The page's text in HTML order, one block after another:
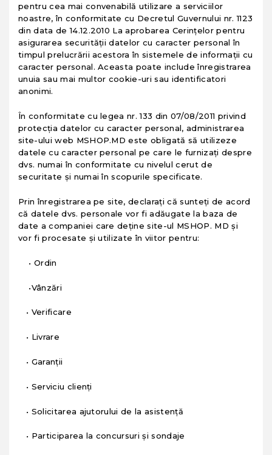
pentru cea mai convenabilă utilizare a serviciilor
noastre, în conformitate cu Decretul Guvernului nr. 1123
din data de 14.12.2010 La aprobarea Cerințelor pentru
asigurarea securității datelor cu caracter personal în
timpul prelucrării acestora în sistemele de informații cu
caracter personal. Aceasta poate include înregistrarea
unuia sau mai multor cookie-uri sau identificatori
anonimi.
În conformitate cu legea nr. 133 din 07/08/2011 privind
protecția datelor cu caracter personal, administrarea
site-ului web MSHOP.MD este obligată să utilizeze
datele cu caracter personal pe care le furnizați despre
dvs. numai în conformitate cu nivelul cerut de
securitate și numai în scopurile specificate.
Prin înregistrarea pe site, declarați că sunteți de acord
că datele dvs. personale vor fi adăugate la baza de
date a companiei care deține site-ul MSHOP. MD și
vor fi procesate și utilizate în viitor pentru:
• Ordin
•Vânzări
• Verificare
• Livrare
• Garanții
• Serviciu clienți
• Solicitarea ajutorului de la asistență
• Participarea la concursuri și sondaje